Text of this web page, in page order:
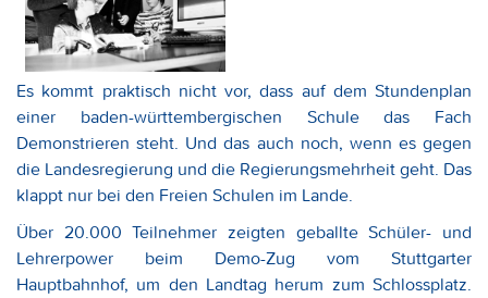
Es kommt praktisch nicht vor, dass auf dem Stundenplan
einer baden-württembergischen Schule das Fach
Demonstrieren steht. Und das auch noch, wenn es gegen
die Landesregierung und die Regierungsmehrheit geht. Das
klappt nur bei den Freien Schulen im Lande.
Über 20.000 Teilnehmer zeigten geballte Schüler- und
Lehrerpower beim Demo-Zug vom Stuttgarter
Hauptbahnhof, um den Landtag herum zum Schlossplatz.